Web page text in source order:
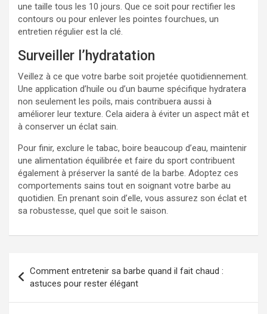
une taille tous les 10 jours. Que ce soit pour rectifier les
contours ou pour enlever les pointes fourchues, un
entretien régulier est la clé.
Surveiller l’hydratation
Veillez à ce que votre barbe soit projetée quotidiennement.
Une application d’huile ou d’un baume spécifique hydratera
non seulement les poils, mais contribuera aussi à
améliorer leur texture. Cela aidera à éviter un aspect mât et
à conserver un éclat sain.
Pour finir, exclure le tabac, boire beaucoup d’eau, maintenir
une alimentation équilibrée et faire du sport contribuent
également à préserver la santé de la barbe. Adoptez ces
comportements sains tout en soignant votre barbe au
quotidien. En prenant soin d’elle, vous assurez son éclat et
sa robustesse, quel que soit le saison.
de
l’article
Comment entretenir sa barbe quand il fait chaud :
astuces pour rester élégant